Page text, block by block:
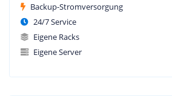
Backup-Stromversorgung
24/7 Service
Eigene Racks
Eigene Server